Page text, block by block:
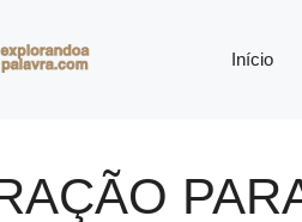
Início